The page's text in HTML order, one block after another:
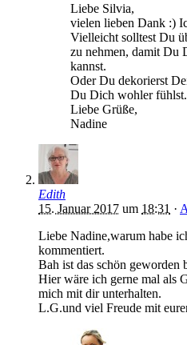
Liebe Silvia,
vielen lieben Dank :)
Vielleicht solltest Du
zu nehmen, damit Du
kannst.
Oder Du dekorierst
Du Dich wohler fühlst.
Liebe Grüße,
Nadine
Edith
15. Januar 2017 um 18:31 ·
Liebe Nadine,warum habe
kommentiert.
Bah ist das schön geworden
Hier wäre ich gerne mal als
mich mit dir unterhalten.
L.G.und viel Freude mit